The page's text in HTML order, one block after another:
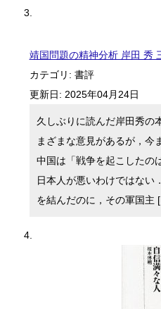
靖国問題の精神分析 岸田 秀
カテゴリ: 書評
更新日: 2025年04月24日
久しぶりに読んだ岸田秀の
まざまな意見があるが，今
中国は「戦争を起こしたの
日本人が悪いわけではない
を結んだのに，その軍国主